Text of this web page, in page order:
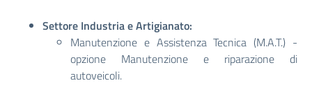
Settore Industria e Artigianato:
Manutenzione e Assistenza Tecnica (M.A.T.) -
opzione Manutenzione e riparazione di
autoveicoli.